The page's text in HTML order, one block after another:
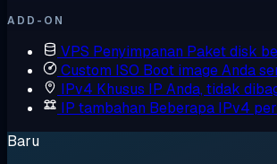
ADD-ON
VPS Penyimpanan Paket disk
Custom ISO Boot image Anda
IPv4 Khusus IP Anda, tidak
IP tambahan Beberapa IPv4
Baru